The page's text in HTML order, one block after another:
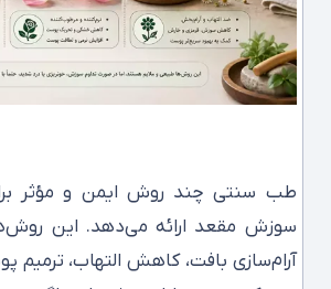
طب سنتی چند روش ایمن و مؤثر
سوزش مقعد ارائه می‌دهد. این
آرام‌سازی بافت، کاهش التهاب، ترمیم